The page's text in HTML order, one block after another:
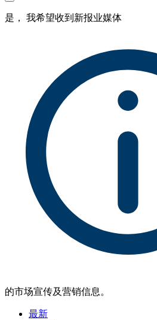
是， 我希望收到新报业媒体
的市场宣传及营销信息。
最新